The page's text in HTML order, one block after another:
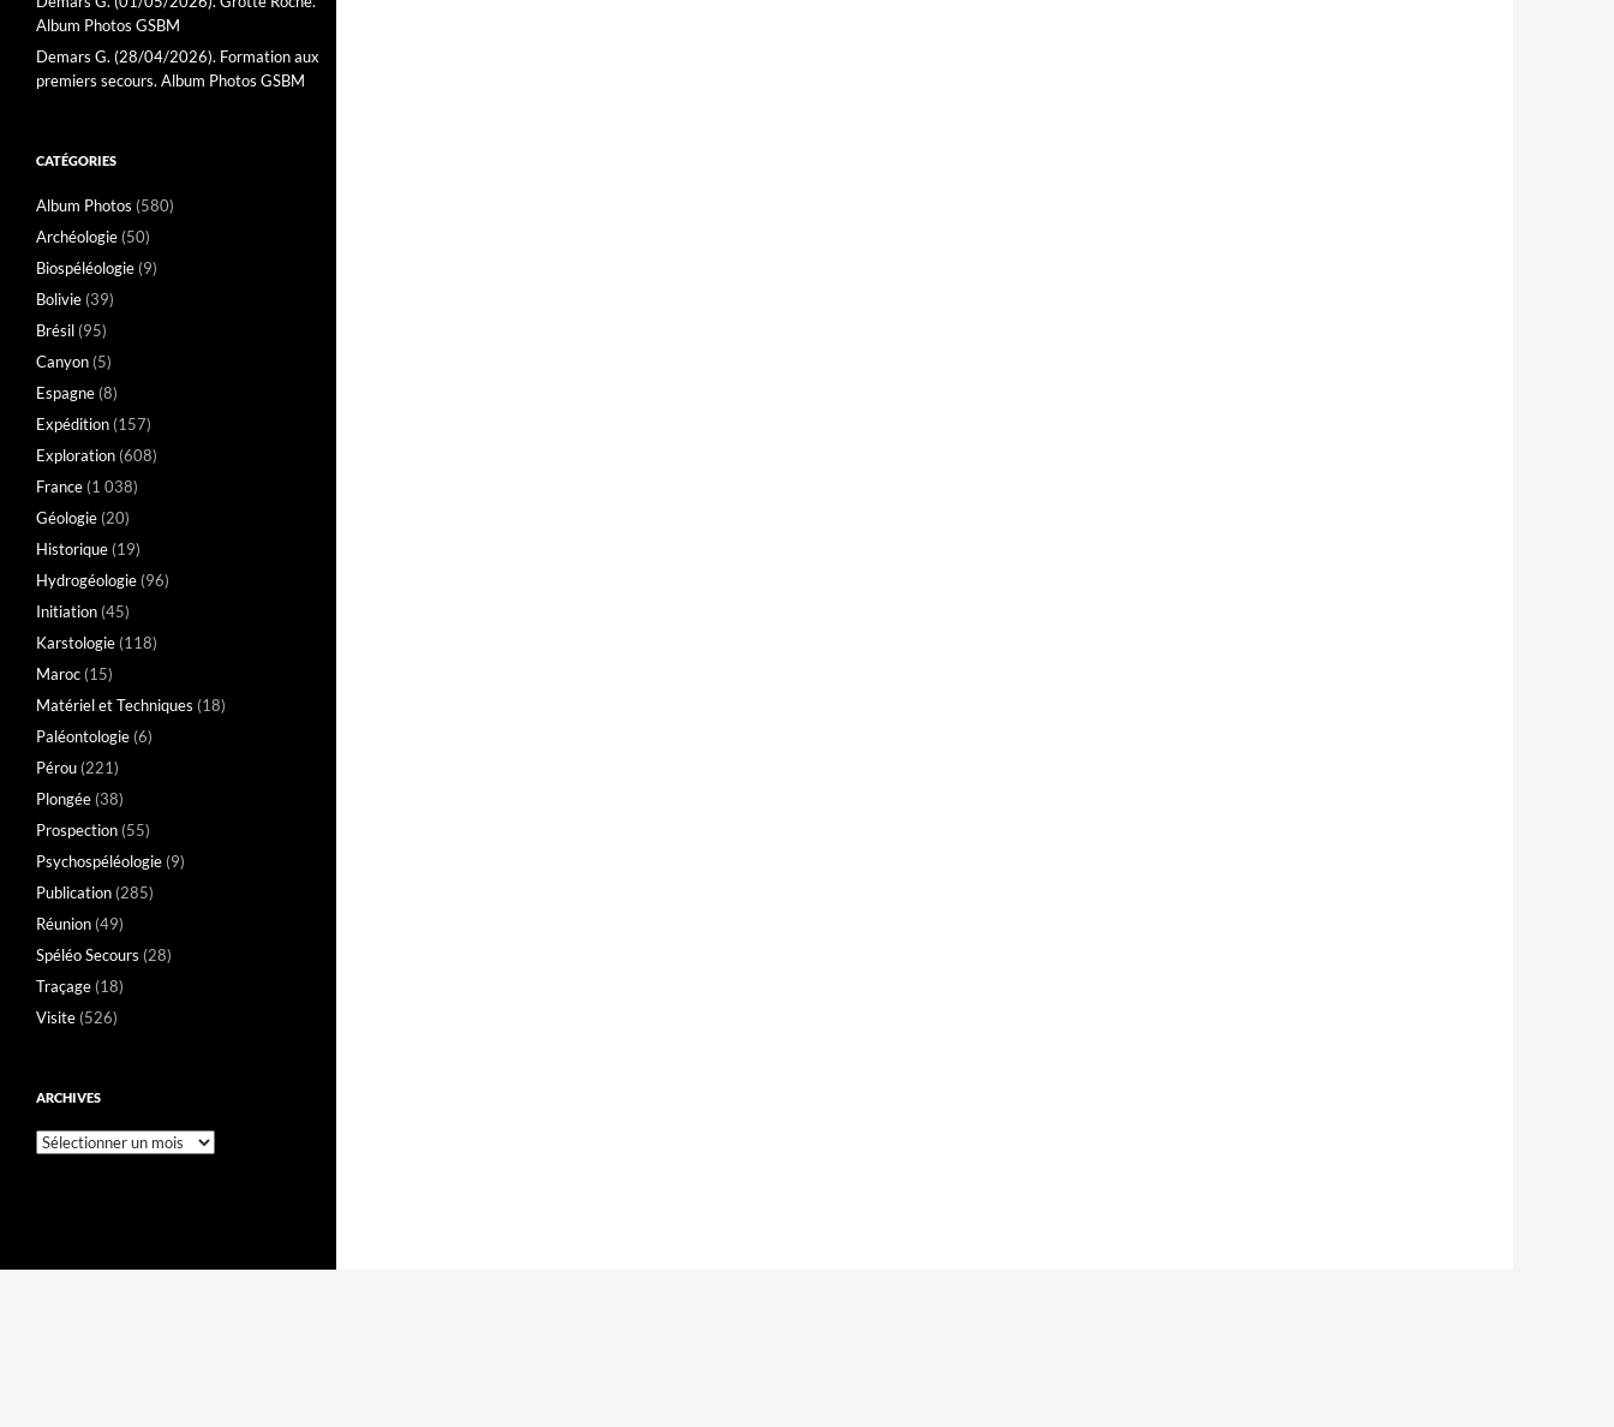
Album Photos GSBM
Demars G. (28/04/2026). Formation aux
premiers secours. Album Photos GSBM
CATÉGORIES
Album Photos (580)
Archéologie (50)
Biospéléologie (9)
Bolivie (39)
Brésil (95)
Canyon (5)
Espagne (8)
Expédition (157)
Exploration (608)
France (1 038)
Géologie (20)
Historique (19)
Hydrogéologie (96)
Initiation (45)
Karstologie (118)
Maroc (15)
Matériel et Techniques (18)
Paléontologie (6)
Pérou (221)
Plongée (38)
Prospection (55)
Psychospéléologie (9)
Publication (285)
Réunion (49)
Spéléo Secours (28)
Traçage (18)
Visite (526)
ARCHIVES
Archives